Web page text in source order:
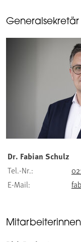
Generalsekretär
Dr. Fabian Schulz
Tel.-Nr.:
E-Mail: